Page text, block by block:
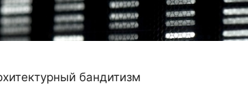
бандитизм